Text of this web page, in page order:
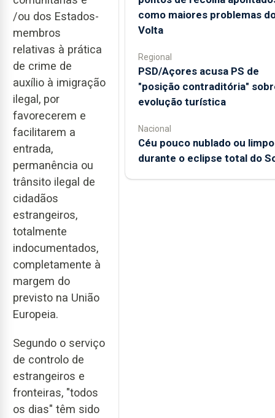
/ou dos Estados-
membros
relativas à prática
de crime de
auxílio à imigração
ilegal, por
favorecerem e
facilitarem a
entrada,
permanência ou
trânsito ilegal de
cidadãos
estrangeiros,
totalmente
indocumentados,
completamente à
margem do
previsto na União
Europeia.
Segundo o serviço
de controlo de
estrangeiros e
fronteiras, "todos
os dias" têm sido
como maiores problemas
Volta
Regional
PSD/Açores acusa PS de
"posição contraditória"
evolução turística
Nacional
Céu pouco nublado ou limpo
durante o eclipse total do